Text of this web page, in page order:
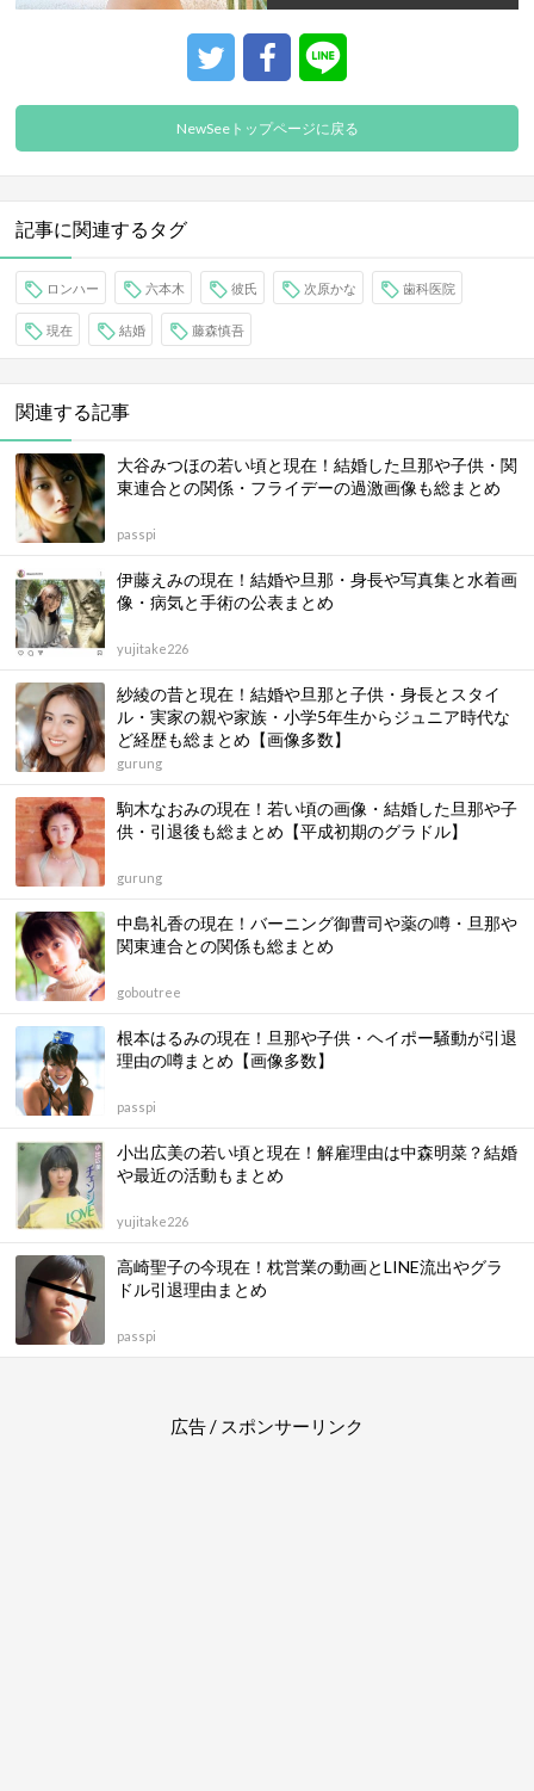
NewSeeトップページに戻る
記事に関連するタグ
ロンハー 六本木 彼氏 次原かな 歯科医院
現在 結婚 藤森慎吾
関連する記事
大谷みつほの若い頃と現在！結婚した旦那や子供・関
東連合との関係・フライデーの過激画像も総まとめ
passpi
伊藤えみの現在！結婚や旦那・身長や写真集と水着画
像・病気と手術の公表まとめ
yujitake226
紗綾の昔と現在！結婚や旦那と子供・身長とスタイ
ル・実家の親や家族・小学5年生からジュニア時代な
ど経歴も総まとめ【画像多数】
gurung
駒木なおみの現在！若い頃の画像・結婚した旦那や子
供・引退後も総まとめ【平成初期のグラドル】
gurung
中島礼香の現在！バーニング御曹司や薬の噂・旦那や
関東連合との関係も総まとめ
goboutree
根本はるみの現在！旦那や子供・ヘイポー騒動が引退
理由の噂まとめ【画像多数】
passpi
小出広美の若い頃と現在！解雇理由は中森明菜？結婚
や最近の活動もまとめ
yujitake226
高崎聖子の今現在！枕営業の動画とLINE流出やグラ
ドル引退理由まとめ
passpi
広告 / スポンサーリンク